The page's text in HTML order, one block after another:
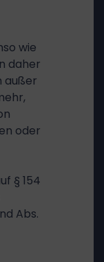
wie
daher
außer
oder
§ 154
Abs.